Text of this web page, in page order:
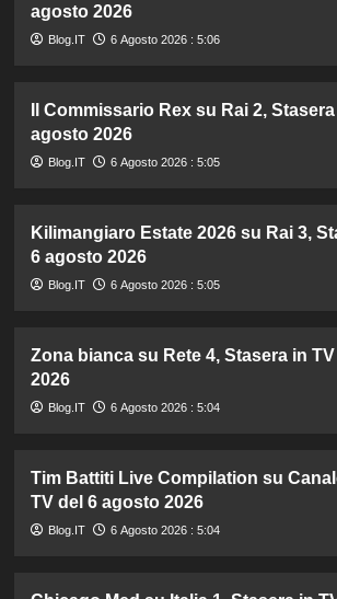
agosto 2026
Blog.IT 6 Agosto 2026 : 5:06
Il Commissario Rex su Rai 2,
agosto 2026
Blog.IT 6 Agosto 2026 : 5:05
Kilimangiaro Estate 2026 su Rai 3,
6 agosto 2026
Blog.IT 6 Agosto 2026 : 5:05
Zona bianca su Rete 4, Stasera in
2026
Blog.IT 6 Agosto 2026 : 5:04
Tim Battiti Live Compilation su
TV del 6 agosto 2026
Blog.IT 6 Agosto 2026 : 5:04